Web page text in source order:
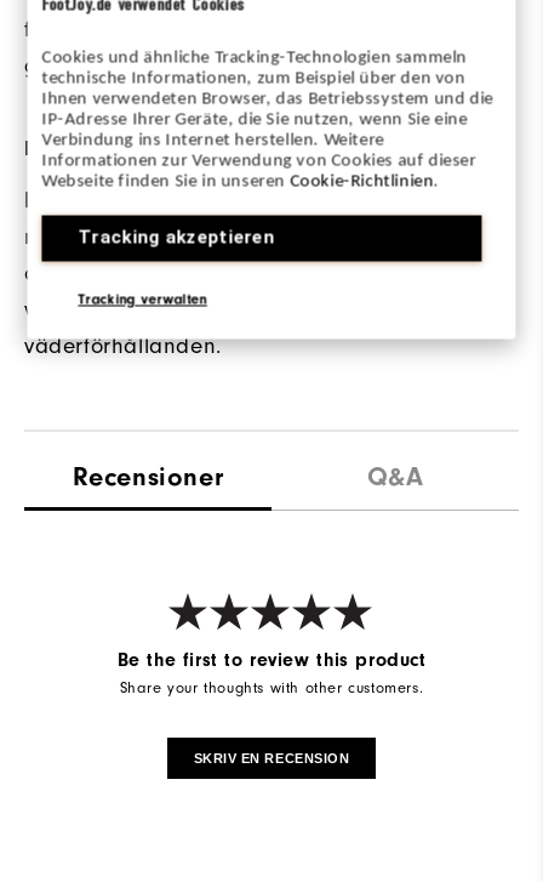
Cookies und ähnliche Tracking-Technologien sammeln
technische Informationen, zum Beispiel über den von
Ihnen verwendeten Browser, das Betriebssystem und die
IP-Adresse Ihrer Geräte, die Sie nutzen, wenn Sie eine
Verbindung ins Internet herstellen. Weitere
Informationen zur Verwendung von Cookies auf dieser
Webseite finden Sie in unserenCookie-Richtlinien.
Tracking akzeptieren
Tracking verwalten
full rörelsefrihet under
golfsvingen.
Full-zip design
En hel blixtlås
möjliggör enkel
användning under
växlande
väderförhållanden.
MATERIAL
Recensioner Q&A
Be the first to review this product
Share your thoughts with other customers.
SKRIV EN RECENSION